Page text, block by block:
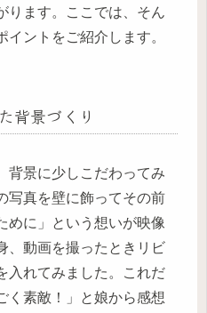
ります。ここでは、そん
ントをご紹介します。
背景づくり
背景に少しこだわってみ
写真を壁に飾ってその前
めに」という想いが映像
、動画を撮ったときリビ
入れてみました。これだ
く素敵！」と娘から感想